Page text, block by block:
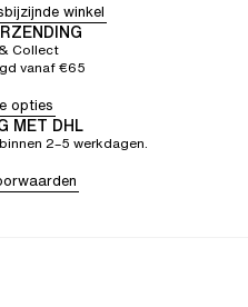
winkel
Collect
vanaf €65
opties
MET DHL
2–5 werkdagen.